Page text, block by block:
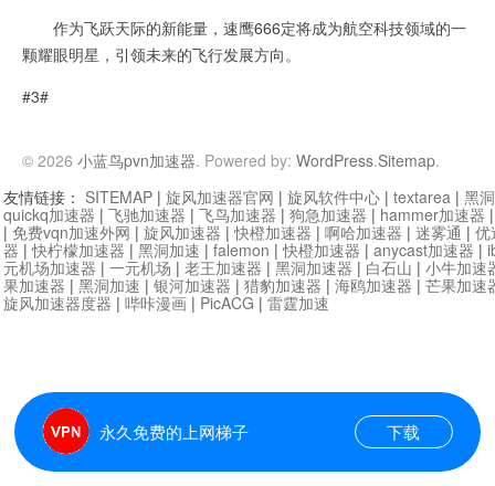
作为飞跃天际的新能量，速鹰666定将成为航空科技领域的一
颗耀眼明星，引领未来的飞行发展方向。
#3#
© 2026 小蓝鸟pvn加速器. Powered by: WordPress.Sitemap.
永久免费的上网梯子 下载
友情链接： SITEMAP | 旋风加速器官网 | 旋风软件中心 | textarea | 黑
quickq加速器 | 飞驰加速器 | 飞鸟加速器 | 狗急加速器 | hammer加速器
| 免费vqn加速外网 | 旋风加速器 |快橙加速器 | 啊哈加速器 | 迷雾通 | 优
器 |快柠檬加速器 | 黑洞加速 | falemon |快橙加速器 | anycast加速器 |
元机场加速器 | 一元机场 | 老王加速器 | 黑洞加速器 | 白石山 | 小牛加速
果加速器 | 黑洞加速 | 银河加速器 | 猎豹加速器 | 海鸥加速器 | 芒果加速
旋风加速器度器 | 哔咔漫画 | PicACG | 雷霆加速